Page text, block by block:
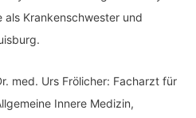
als Krankenschwester und
med. Urs Frölicher: Facharzt für
Innere Medizin,